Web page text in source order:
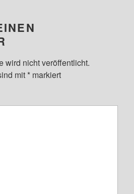
wird nicht veröffentlicht.
mit * markiert